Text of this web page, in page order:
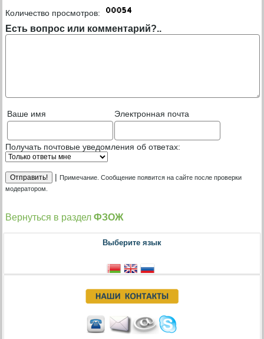
Количество просмотров:
Есть вопрос или комментарий?..
Ваше имя Электронная почта
Получать почтовые уведомления об ответах:
|Примечание. Сообщение появится на сайте после проверки
модератором.
Вернуться в разделФЗОЖ
Выберите язык